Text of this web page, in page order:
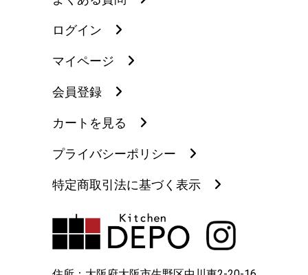
ログイン
マイページ
会員登録
カートを見る
プライバシーポリシー
特定商取引法に基づく表示